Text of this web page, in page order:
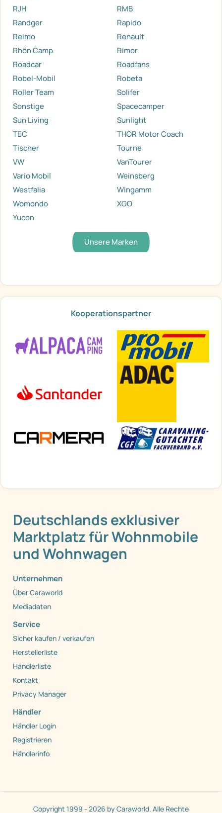
RJH
RMB
Randger
Rapido
Reimo
Renault
Rhön Camp
Rimor
Roadcar
Roadfans
Robel-Mobil
Robeta
Roller Team
Solifer
Sonstige
Spacecamper
Sun Living
Sunlight
TEC
THOR Motor Coach
Tischer
Tourne
VW
VanTourer
Vario Mobil
Weinsberg
Westfalia
Wingamm
Womondo
XGO
Yucon
Unsere Marken
Kooperationspartner
Deutschlands exklusiver
Marktplatz für Wohnmobile
und Wohnwagen
Unternehmen
Über Caraworld
Mediadaten
Service
Sicher kaufen / verkaufen
Herstellerliste
Händlerliste
Kontakt
Privacy Manager
Händler
Händler Login
Registrieren
Händlerinfo
Copyright 1999 - 2026 by Caraworld. Alle Rechte